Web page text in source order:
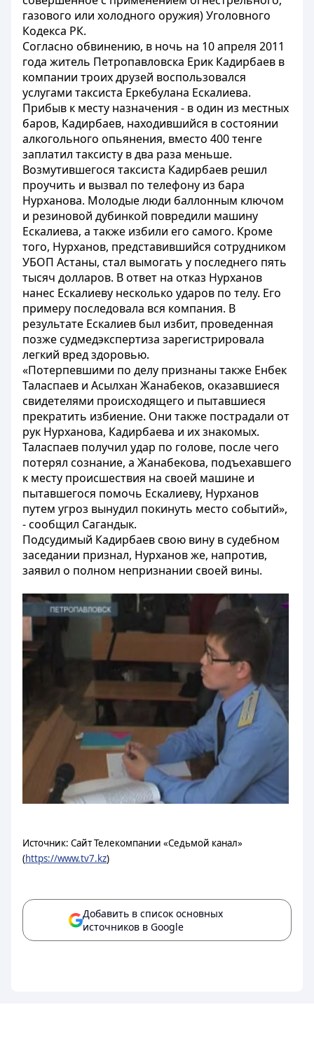
газового или холодного оружия) Уголовного
Кодекса РК.
Согласно обвинению, в ночь на 10 апреля 2011
года житель Петропавловска Ерик Кадирбаев в
компании троих друзей воспользовался
услугами таксиста Еркебулана Ескалиева.
Прибыв к месту назначения - в один из местных
баров, Кадирбаев, находившийся в состоянии
алкогольного опьянения, вместо 400 тенге
заплатил таксисту в два раза меньше.
Возмутившегося таксиста Кадирбаев решил
проучить и вызвал по телефону из бара
Нурханова. Молодые люди баллонным ключом
и резиновой дубинкой повредили машину
Ескалиева, а также избили его самого. Кроме
того, Нурханов, представившийся сотрудником
УБОП Астаны, стал вымогать у последнего пять
тысяч долларов. В ответ на отказ Нурханов
нанес Ескалиеву несколько ударов по телу. Его
примеру последовала вся компания. В
результате Ескалиев был избит, проведенная
позже судмедэкспертиза зарегистрировала
легкий вред здоровью.
«Потерпевшими по делу признаны также Енбек
Таласпаев и Асылхан Жанабеков, оказавшиеся
свидетелями происходящего и пытавшиеся
прекратить избиение. Они также пострадали от
рук Нурханова, Кадирбаева и их знакомых.
Таласпаев получил удар по голове, после чего
потерял сознание, а Жанабекова, подъехавшего
к месту происшествия на своей машине и
пытавшегося помочь Ескалиеву, Нурханов
путем угроз вынудил покинуть место событий»,
- сообщил Сагандык.
Подсудимый Кадирбаев свою вину в судебном
заседании признал, Нурханов же, напротив,
заявил о полном непризнании своей вины.
Источник: Сайт Телекомпании «Седьмой канал»
(https://www.tv7.kz)
Добавить в список основных
источников в Google